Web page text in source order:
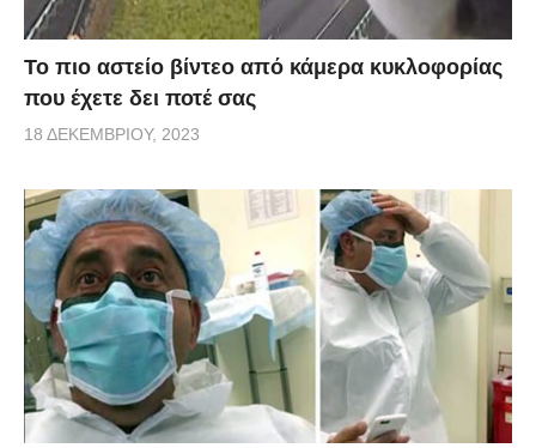
Το πιο αστείο βίντεο από κάμερα κυκλοφορίας
που έχετε δει ποτέ σας
18 ΔΕΚΕΜΒΡΊΟΥ, 2023